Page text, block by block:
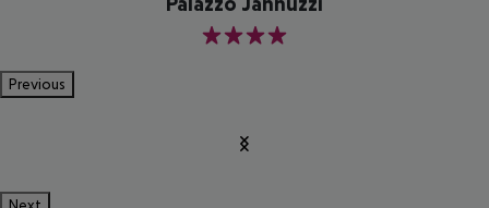
4
Previous